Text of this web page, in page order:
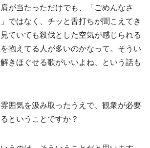
が当たっただけでも、「ごめんなさ
ではなく、チッと舌打ちが聞こえてき
ていても殺伐とした空気が感じられる
抱えてる人が多いのかなって。そうい
きほぐせる歌がいいよね、という話も
囲気を汲み取ったうえで、観衆が必要
ということですか？